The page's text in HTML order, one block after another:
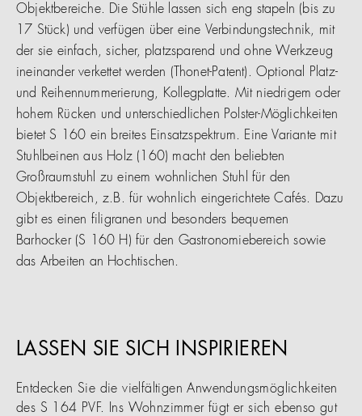
Objektbereiche. Die Stühle lassen sich eng stapeln (bis zu
17 Stück) und verfügen über eine Verbindungstechnik, mit
der sie einfach, sicher, platzsparend und ohne Werkzeug
ineinander verkettet werden (Thonet-Patent). Optional Platz-
und Reihennummerierung, Kollegplatte. Mit niedrigem oder
hohem Rücken und unterschiedlichen Polster-Möglichkeiten
bietet S 160 ein breites Einsatzspektrum. Eine Variante mit
Stuhlbeinen aus Holz (160) macht den beliebten
Großraumstuhl zu einem wohnlichen Stuhl für den
Objektbereich, z.B. für wohnlich eingerichtete Cafés. Dazu
gibt es einen filigranen und besonders bequemen
Barhocker (S 160 H) für den Gastronomiebereich sowie
das Arbeiten an Hochtischen.
LASSEN SIE SICH INSPIRIEREN
Entdecken Sie die vielfältigen Anwendungsmöglichkeiten
des S 164 PVF. Ins Wohnzimmer fügt er sich ebenso gut